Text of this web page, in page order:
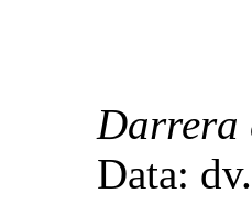
Darrera
Data: